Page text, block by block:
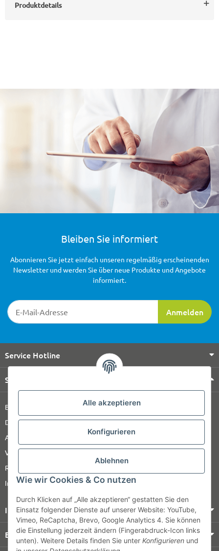
Alle akzeptieren
Konfigurieren
Ablehnen
Wie wir Cookies & Co nutzen
Durch Klicken auf „Alle akzeptieren“ gestatten Sie den
Einsatz folgender Dienste auf unserer Website: YouTube,
Vimeo, ReCaptcha, Brevo, Google Analytics 4. Sie können
die Einstellung jederzeit ändern (Fingerabdruck-Icon links
unten). Weitere Details finden Sie unter Konfigurieren und
Produktdetails
Bleiben Sie informiert
Newsletter-Registrierung
Anmelden
Abonnieren Sie jetzt einfach unseren regelmäßig erscheinenden
Newsletter und werden Sie über neue Produkte und Angebote
informiert.
Service Hotline
Shop Service
Barrierefreiheitserklärung
Datenschutz
AGB
Versandinformationen
Retour
Impressum
Informationen
Bezahlung & Versand